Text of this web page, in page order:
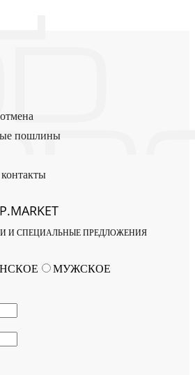
пошлины
И СПЕЦИАЛЬНЫЕ ПРЕДЛОЖЕНИЯ
МУЖСКОЕ